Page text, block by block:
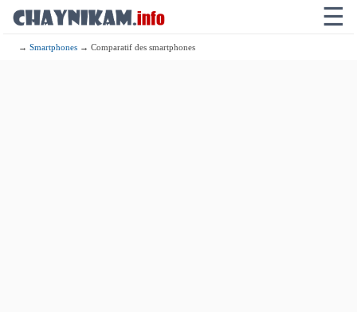
☰
→Smartphones → Comparatif des smartphones